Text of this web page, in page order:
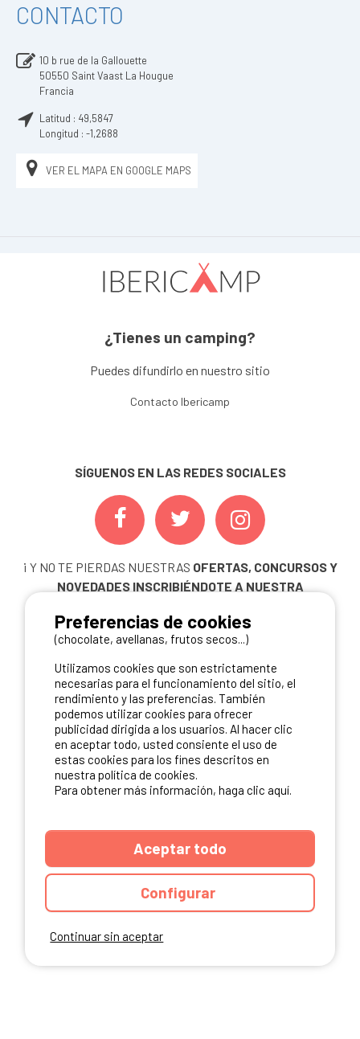
CONTACTO
10 b rue de la Gallouette
50550 Saint Vaast La Hougue
Francia
Latitud : 49,5847
Longitud : -1,2688
VER EL MAPA EN GOOGLE MAPS
¿Tienes un camping?
Puedes difundirlo en nuestro sitio
Contacto Ibericamp
SÍGUENOS EN LAS REDES SOCIALES
¡ Y NO TE PIERDAS NUESTRAS OFERTAS, CONCURSOS Y
NOVEDADES INSCRIBIÉNDOTE A NUESTRA
ME INSCRIBO
NUESTROS PARTNERS
Continuar sin aceptar
Preferencias de cookies
(chocolate, avellanas, frutos secos...)
Utilizamos cookies que son estrictamente
necesarias para el funcionamiento del sitio, el
rendimiento y las preferencias. También
podemos utilizar cookies para ofrecer
publicidad dirigida a los usuarios. Al hacer clic
en aceptar todo, usted consiente el uso de
estas cookies para los fines descritos en
nuestra política de cookies.
Para obtener más información, haga clic aquí.
Aceptar todo
Configurar